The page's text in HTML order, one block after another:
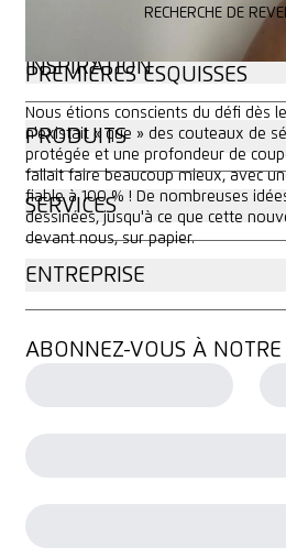
PREMIÈRES ESQUISSES
Nous étions conscients du défi dès
n'existait « que » des couteaux de
protégée et une profondeur de
fallait faire beaucoup mieux, avec
fiable à 100 % ! De nombreuses
dessinées, jusqu'à ce que cette
devant nous, sur papier.
RECHERCHE DE
INSPIRATION
PRODUITS
SERVICES
ENTREPRISE
ABONNEZ-VOUS À NOTRE